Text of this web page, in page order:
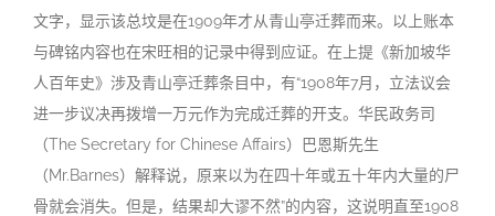
文字，显示该总坟是在1909年才从青山亭迁葬而来。以上账本
与碑铭内容也在宋旺相的记录中得到应证。在上提《新加坡华
人百年史》涉及青山亭迁葬条目中，有“1908年7月，立法议会
进一步议决再拨增一万元作为完成迁葬的开支。华民政务司
（The Secretary for Chinese Affairs）巴恩斯先生
（Mr.Barnes）解释说，原来以为在四十年或五十年内大量的尸
骨就会消失。但是，结果却大谬不然”的内容，这说明直至1908